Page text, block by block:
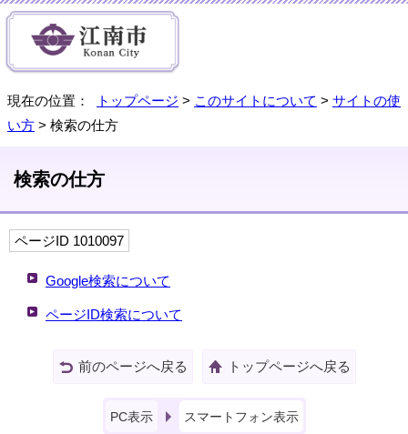
現在の位置： トップページ > このサイトについて > サイトの使
い方 > 検索の仕方
検索の仕方
ページID 1010097
Google検索について
ページID検索について
前のページへ戻る トップページへ戻る
PC表示 スマートフォン表示